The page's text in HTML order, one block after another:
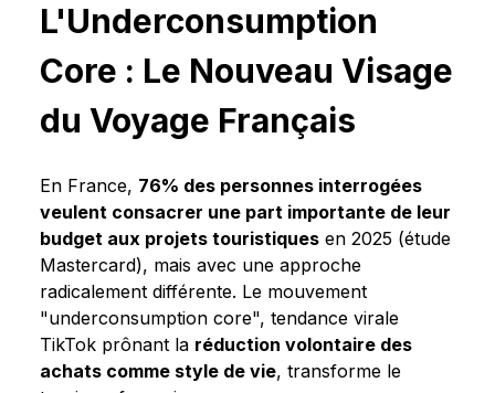
L'Underconsumption
Core : Le Nouveau Visage
du Voyage Français
En France, 76% des personnes interrogées
veulent consacrer une part importante de leur
budget aux projets touristiques en 2025 (étude
Mastercard), mais avec une approche
radicalement différente. Le mouvement
"underconsumption core", tendance virale
TikTok prônant la réduction volontaire des
achats comme style de vie, transforme le